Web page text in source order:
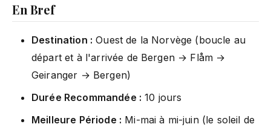
En Bref
Destination : Ouest de la Norvège (boucle au
départ et à l'arrivée de Bergen → Flåm →
Geiranger → Bergen)
Durée Recommandée : 10 jours
Meilleure Période : Mi-mai à mi-juin (le soleil de